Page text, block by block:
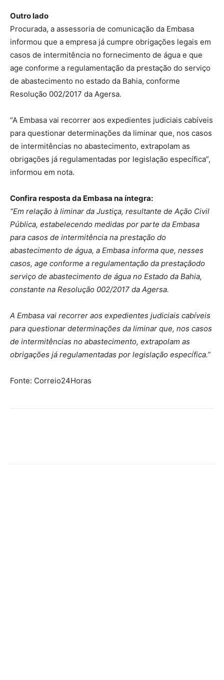
Outro lado
Procurada, a assessoria de comunicação da Embasa
informou que a empresa já cumpre obrigações legais em
casos de intermitência no fornecimento de água e que
age conforme a regulamentação da prestação do serviço
de abastecimento no estado da Bahia, conforme
Resolução 002/2017 da Agersa.
“A Embasa vai recorrer aos expedientes judiciais cabíveis
para questionar determinações da liminar que, nos casos
de intermitências no abastecimento, extrapolam as
obrigações já regulamentadas por legislação específica”,
informou em nota.
Confira resposta da Embasa na íntegra:
“Em relação à liminar da Justiça, resultante de Ação Civil
Pública, estabelecendo medidas por parte da Embasa
para casos de intermitência na prestação do
abastecimento de água, a Embasa informa que, nesses
casos, age conforme a regulamentação da prestaçãodo
serviço de abastecimento de água no Estado da Bahia,
constante na Resolução 002/2017 da Agersa.
A Embasa vai recorrer aos expedientes judiciais cabíveis
para questionar determinações da liminar que, nos casos
de intermitências no abastecimento, extrapolam as
obrigações já regulamentadas por legislação específica.”
Fonte: Correio24Horas